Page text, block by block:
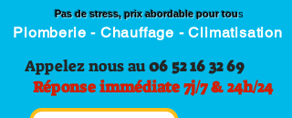
Pas de stress, prix abordable pour tous
Plomberie - Chauffage - Climatisation
Appelez nous au06 52 16 32 69
Réponse immédiate 7j/7 & 24h/24